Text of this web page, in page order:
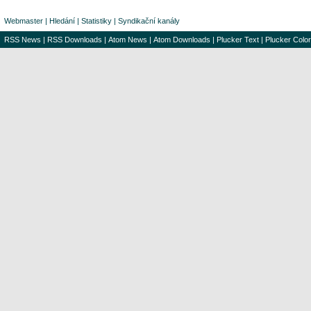
Webmaster | Hledání | Statistiky | Syndikační kanály
RSS News | RSS Downloads | Atom News | Atom Downloads | Plucker Text | Plucker Color